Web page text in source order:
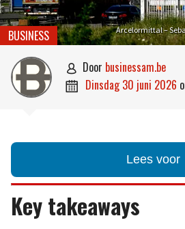
Arcelormittal –
BUSINESS
 door businessam.be
 dinsdag 30 juni 2026
Lees voor
Key takeaways